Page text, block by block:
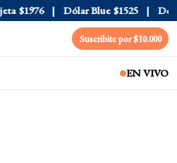
$1976 Dólar Blue $1525 Dólar
Suscribite por $10.000
EN VIVO